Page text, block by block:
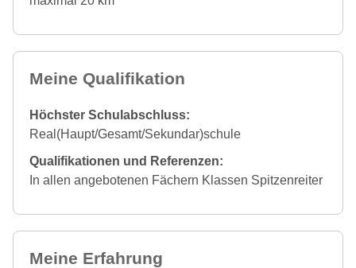
Meine Qualifikation
Höchster Schulabschluss:
Real(Haupt/Gesamt/Sekundar)schule
Qualifikationen und Referenzen:
In allen angebotenen Fächern Klassen Spitzenreiter
Meine Erfahrung